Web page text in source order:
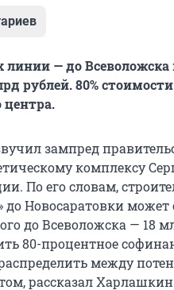
— до Всеволожска
рублей. 80%
центра.
зампред
комплексу
По его словам,
до Новосаратовки
до Всеволожска — 18
80-процентное
между
рассказал Харлашкин